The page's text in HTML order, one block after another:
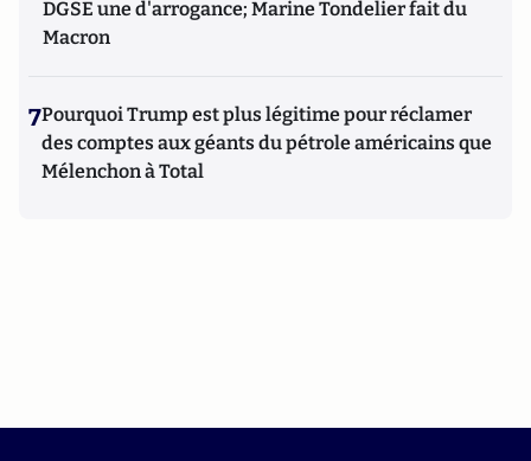
DGSE une d'arrogance; Marine Tondelier fait du
Macron
7Pourquoi Trump est plus légitime pour réclamer
des comptes aux géants du pétrole américains que
Mélenchon à Total